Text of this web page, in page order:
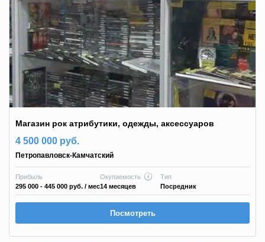
Магазин рок атрибутики, одежды, аксессуаров
4 500 000 руб.
Петропавловск-Камчатский
Прибыль
295 000 - 445 000 руб. / мес
Окупаемость
14 месяцев
Тип
Посредник
Посмотреть